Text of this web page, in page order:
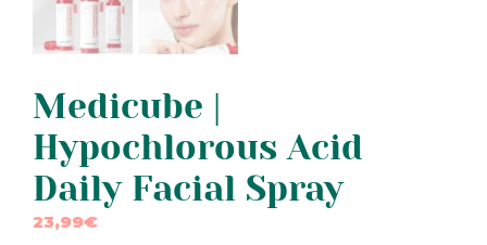
Medicube |
Hypochlorous Acid
Daily Facial Spray
23,99€